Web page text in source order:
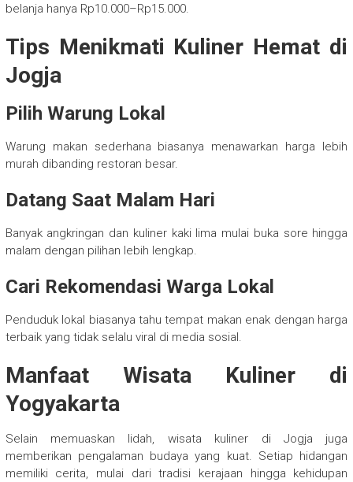
belanja hanya Rp10.000–Rp15.000.
Tips Menikmati Kuliner Hemat di
Jogja
Pilih Warung Lokal
Warung makan sederhana biasanya menawarkan harga lebih
murah dibanding restoran besar.
Datang Saat Malam Hari
Banyak angkringan dan kuliner kaki lima mulai buka sore hingga
malam dengan pilihan lebih lengkap.
Cari Rekomendasi Warga Lokal
Penduduk lokal biasanya tahu tempat makan enak dengan harga
terbaik yang tidak selalu viral di media sosial.
Manfaat Wisata Kuliner di
Yogyakarta
Selain memuaskan lidah, wisata kuliner di Jogja juga
memberikan pengalaman budaya yang kuat. Setiap hidangan
memiliki cerita, mulai dari tradisi kerajaan hingga kehidupan